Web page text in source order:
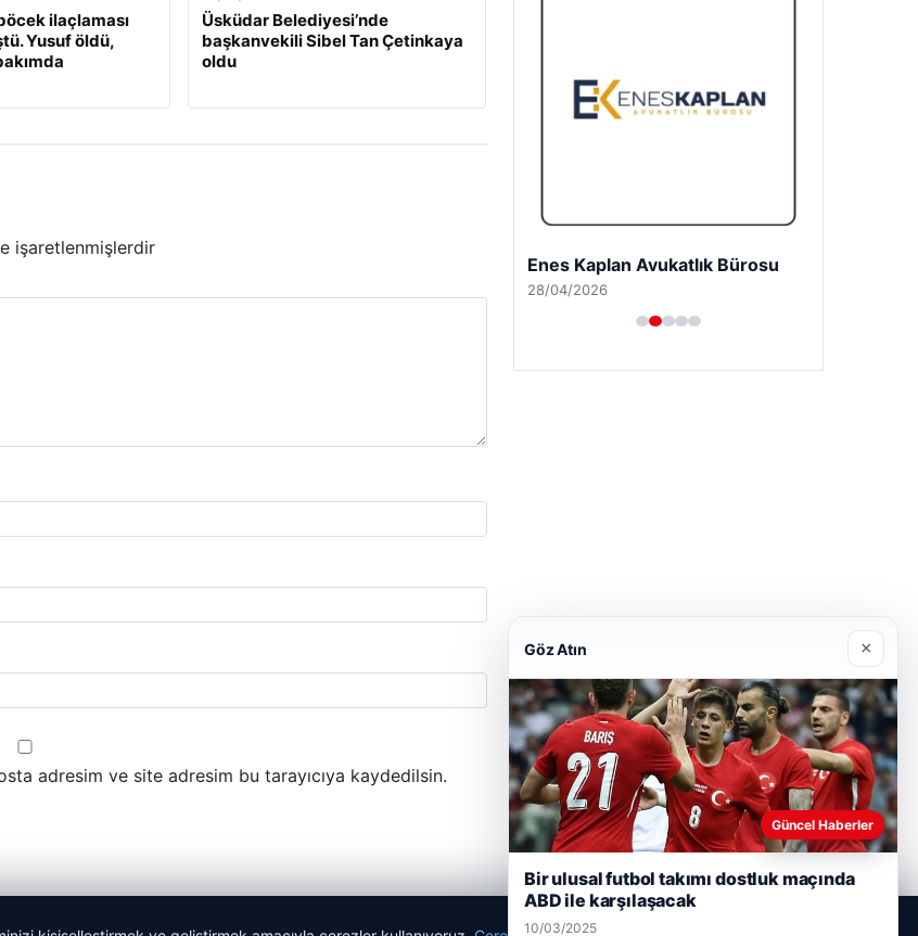
ilaçlaması
Yusuf öldü,
Üsküdar Belediyesi’nde
başkanvekili Sibel Tan Çetinkaya
oldu
işaretlenmişlerdir
adresim ve site adresim bu tarayıcıya kaydedilsin.
Enes Kaplan Avukatlık Bürosu
28/04/2026
Göz Atın ×
Güncel Haberler
Bir ulusal futbol takımı dostluk maçında
ABD ile karşılaşacak
10/03/2025